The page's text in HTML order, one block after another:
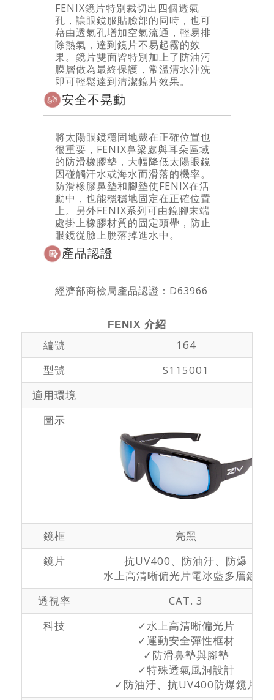
FENIX鏡片特別裁切出四個透氣
孔，讓眼鏡服貼臉部的同時，也可
藉由透氣孔增加空氣流通，輕易排
除熱氣，達到鏡片不易起霧的效
果。鏡片雙面皆特別加上了防油污
膜層做為最終保護，常溫清水沖洗
即可輕鬆達到清潔鏡片效果。
安全不晃動
將太陽眼鏡穩固地戴在正確位置也
很重要，FENIX鼻梁處與耳朵區域
的防滑橡膠墊，大幅降低太陽眼鏡
因碰觸汗水或海水而滑落的機率。
防滑橡膠鼻墊和腳墊使FENIX在活
動中，也能穩穩地固定在正確位置
上。另外FENIX系列可由鏡腳末端
處掛上橡膠材質的固定頭帶，防止
眼鏡從臉上脫落掉進水中。
產品認證
經濟部商檢局產品認證：D63966
FENIX 介紹
編號
164
型號
S115001
適用環境
圖示
鏡框
亮黑
鏡片
抗UV400、防油汙、防爆
水上高清晰偏光片電冰藍多層鍍膜
透視率
CAT. 3
科技
✓水上高清晰偏光片
✓運動安全彈性框材
✓防滑鼻墊與腳墊
✓特殊透氣風洞設計
✓防油汙、抗UV400防爆鏡片